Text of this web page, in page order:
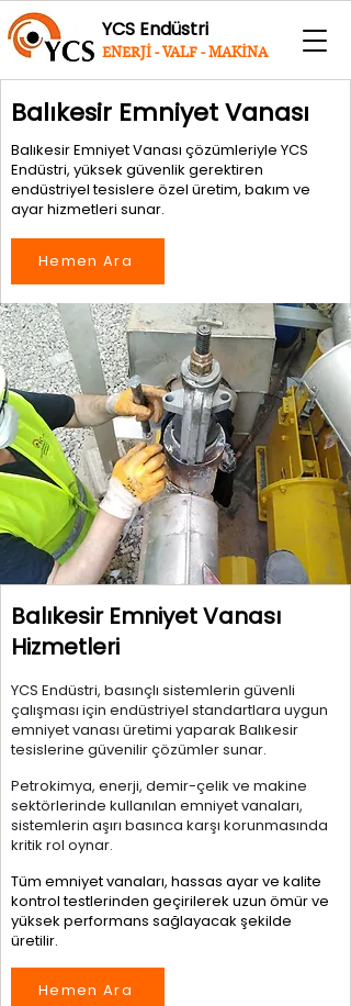
YCS Endüstri
ENERJİ - VALF - MAKİNA
Balıkesir Emniyet Vanası
Balıkesir Emniyet Vanası çözümleriyle YCS
Endüstri, yüksek güvenlik gerektiren
endüstriyel tesislere özel üretim, bakım ve
ayar hizmetleri sunar.
Hemen Ara
Balıkesir Emniyet Vanası
Hizmetleri
YCS Endüstri, basınçlı sistemlerin güvenli
çalışması için endüstriyel standartlara uygun
emniyet vanası üretimi yaparak Balıkesir
tesislerine güvenilir çözümler sunar.
Petrokimya, enerji, demir-çelik ve makine
sektörlerinde kullanılan emniyet vanaları,
sistemlerin aşırı basınca karşı korunmasında
kritik rol oynar.
Tüm emniyet vanaları, hassas ayar ve kalite
kontrol testlerinden geçirilerek uzun ömür ve
yüksek performans sağlayacak şekilde
üretilir.
Hemen Ara